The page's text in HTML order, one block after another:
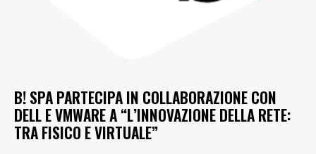
B! SPA PARTECIPA IN COLLABORAZIONE CON
DELL E VMWARE A “L’INNOVAZIONE DELLA RETE:
TRA FISICO E VIRTUALE”